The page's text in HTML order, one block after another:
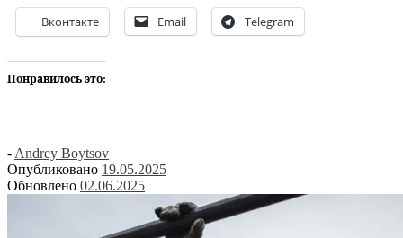
Вконтакте Email Telegram
Понравилось это:
- Andrey Boytsov
Опубликовано 19.05.2025
Обновлено 02.06.2025